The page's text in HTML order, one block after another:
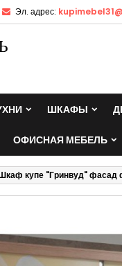
Эл. адрес:
ШКАФЫ
ОФИСНАЯ МЕБЕЛЬ
купе "Гринвуд" фасад